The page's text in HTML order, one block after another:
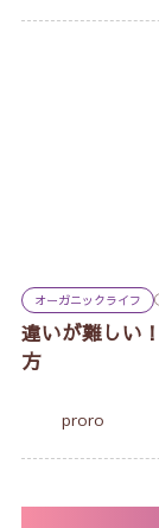
オーガニックライフ
違いが難しい
方
proro